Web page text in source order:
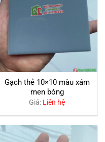
Gạch thẻ 10×10 màu xám
men bóng
Giá: Liên hệ